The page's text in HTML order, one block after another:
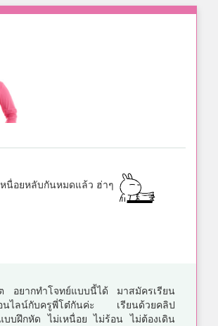
หนื่อยหลับกันหมดแล้ว ฮ่าๆ
อยากทำโจทย์แบบนี้ได้ มาสมัครเรียน
นไลน์กับครูพี่โต๋กันค่ะ เรียนด้วยคลิป
บบฝึกหัด ไม่เหนื่อย ไม่ร้อน ไม่ต้องเดิน